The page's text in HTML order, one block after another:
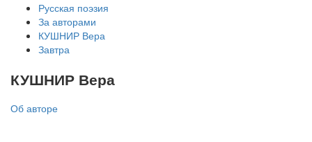
Русская поэзия
За авторами
КУШНИР Вера
Завтра
КУШНИР Вера
Об авторе